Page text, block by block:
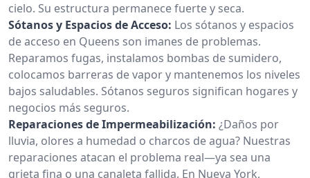
cielo. Su estructura permanece fuerte y seca.
Sótanos y Espacios de Acceso: Los sótanos y espacios
de acceso en Queens son imanes de problemas.
Reparamos fugas, instalamos bombas de sumidero,
colocamos barreras de vapor y mantenemos los niveles
bajos saludables. Sótanos seguros significan hogares y
negocios más seguros.
Reparaciones de Impermeabilización: ¿Daños por
lluvia, olores a humedad o charcos de agua? Nuestras
reparaciones atacan el problema real—ya sea una
grieta fina o una canaleta fallida. En Nueva York,